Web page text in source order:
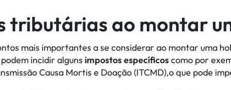
tributárias ao montar
mais importantes a se considerar ao montar uma
incidir alguns impostos específicoscomo por
Causa Mortis e Doação (ITCMD),o que pode